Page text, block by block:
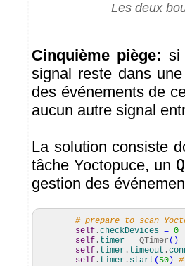
Les deux
Cinquième piège: si
signal reste dans
des événements de
aucun autre signal
La solution consiste
tâche Yoctopuce, un
gestion des
# prepare to scan
self .checkDevices = 0
self . timer = QTimer ( )
self . timer . timeout .
self . timer . start ( 50 )